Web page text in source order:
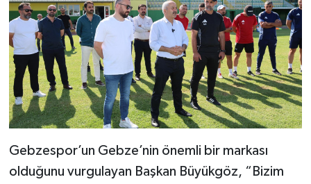
Gebzespor’un Gebze’nin önemli bir markası
olduğunu vurgulayan Başkan Büyükgöz, “Bizim